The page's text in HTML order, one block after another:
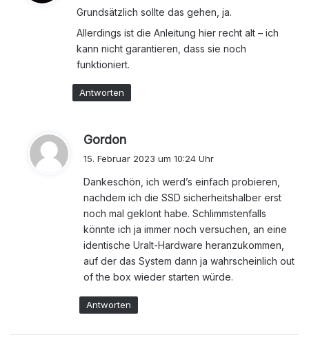
t
:
Grundsätzlich sollte das gehen, ja.
Allerdings ist die Anleitung hier recht alt – ich
kann nicht garantieren, dass sie noch
funktioniert.
Antworten
Gordon
t
15. Februar 2023 um 10:24 Uhr
Dankeschön, ich werd’s einfach probieren,
nachdem ich die SSD sicherheitshalber erst
noch mal geklont habe. Schlimmstenfalls
könnte ich ja immer noch versuchen, an eine
identische Uralt-Hardware heranzukommen,
auf der das System dann ja wahrscheinlich out
of the box wieder starten würde.
Antworten